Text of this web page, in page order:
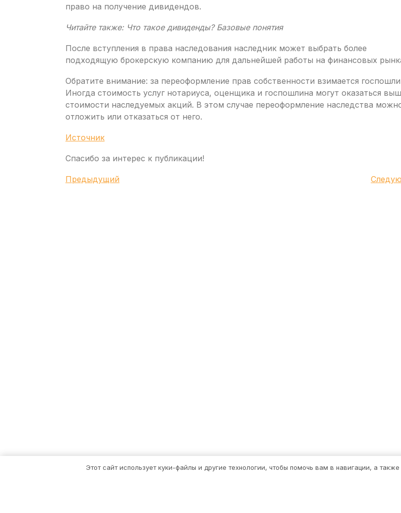
право на получение дивидендов.
Читайте также: Что такое дивиденды? Базовые понятия
После вступления в права наследования наследник может выбрать более
подходящую брокерскую компанию для дальнейшей работы на финансовых
Обратите внимание: за переоформление прав собственности взимается
Иногда стоимость услуг нотариуса, оценщика и госпошлина могут оказаться
стоимости наследуемых акций. В этом случае переоформление наследства
отложить или отказаться от него.
Источник
Спасибо за интерес к публикации!
Навигация
Предыдущая
Предыдущий
Этот сайт использует куки-файлы и другие технологии, чтобы помочь вам в навигации, а